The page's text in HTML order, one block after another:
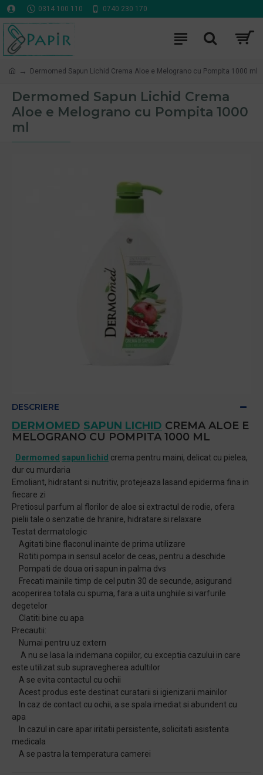
0314 100 110 0740 230 170
Dermomed Sapun Lichid Crema Aloe e Melograno cu Pompita 1000 ml
Dermomed Sapun Lichid Crema
Aloe e Melograno cu Pompita 1000
ml
DESCRIERE
DERMOMED SAPUN LICHID CREMA ALOE E
MELOGRANO CU POMPITA 1000 ML
Dermomed sapun lichid crema pentru maini, delicat cu pielea,
dur cu murdaria
Emoliant, hidratant si nutritiv, protejeaza lasand epiderma fina in
fiecare zi
Pretiosul parfum al florilor de aloe si extractul de rodie, ofera
pielii tale o senzatie de hranire, hidratare si relaxare
Testat dermatologic
Agitati bine flaconul inainte de prima utilizare
Rotiti pompa in sensul acelor de ceas, pentru a deschide
Pompati de doua ori sapun in palma dvs
Frecati mainile timp de cel putin 30 de secunde, asigurand
acoperirea totala cu spuma, fara a uita unghiile si varfurile
degetelor
Clatiti bine cu apa
Precautii:
Numai pentru uz extern
A nu se lasa la indemana copiilor, cu exceptia cazului in care
este utilizat sub supravegherea adultilor
A se evita contactul cu ochii
Acest produs este destinat curatarii si igienizarii mainilor
In caz de contact cu ochii, a se spala imediat si abundent cu
apa
In cazul in care apar iritatii persistente, solicitati asistenta
medicala
A se pastra la temperatura camerei